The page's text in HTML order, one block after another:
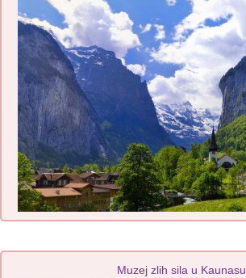
Muzej zlih sila u Kaunasu